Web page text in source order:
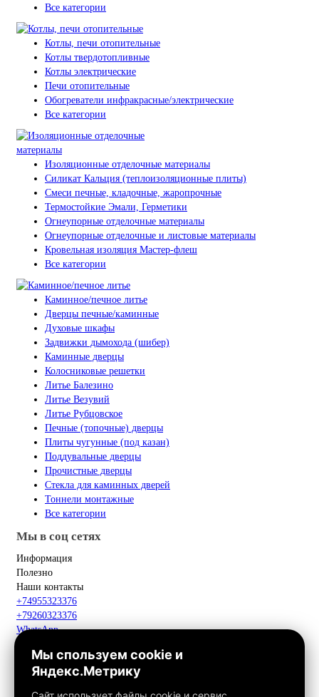
Все категории
Котлы, печи отопительные
Котлы твердотопливные
Котлы электрические
Печи отопительные
Обогреватели инфракрасные/электрические
Все категории
Изоляционные отделочные материалы
Силикат Кальция (теплоизоляционные плиты)
Смеси печные, кладочные, жаропрочные
Термостойкие Эмали, Герметики
Огнеупорные отделочные материалы
Огнеупорные отделочные и листовые материалы
Кровельная изоляция Мастер-флеш
Все категории
Каминное/печное литье
Дверцы печные/каминные
Духовые шкафы
Задвижки дымохода (шибер)
Каминные дверцы
Колосниковые решетки
Литье Балезино
Литье Везувий
Литье Рубцовское
Печные (топочные) дверцы
Плиты чугунные (под казан)
Поддувальные дверцы
Прочистные дверцы
Стекла для каминных дверей
Тоннели монтажные
Все категории
Мы в соц сетях
Информация
Полезно
Наши контакты
+74955323376
+79260323376
WhatsApp
Макс
info@fox-kamin.ru
Наш адрес
Мы спользуем cookie и
Яндекс.Метрику